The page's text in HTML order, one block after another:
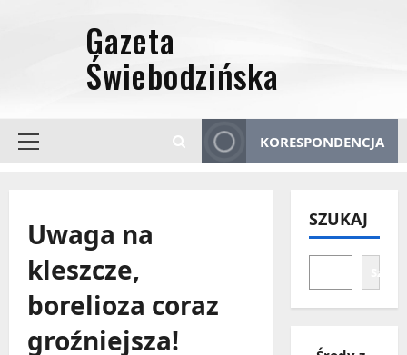
Menu
KORESPONDENCJA
Uwaga na
kleszcze,
borelioza coraz
groźniejsza!
SZUKAJ